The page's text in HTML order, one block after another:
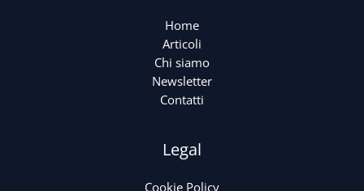
Home
Articoli
Chi siamo
Newsletter
Contatti
Legal
Cookie Policy